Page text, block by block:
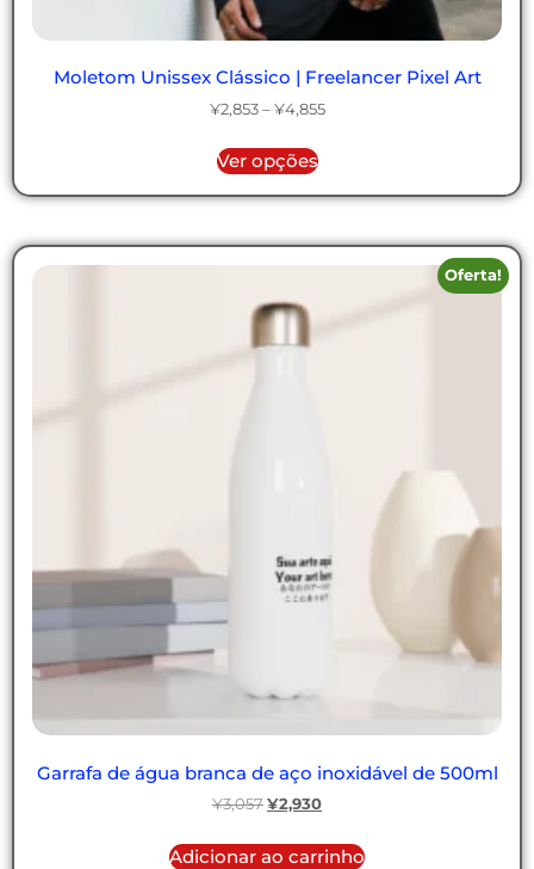
Moletom Unissex Clássico | Freelancer Pixel Art
¥2,853 – ¥4,855
Ver opções
Oferta!
Garrafa de água branca de aço inoxidável de 500ml
¥3,057 ¥2,930
Adicionar ao carrinho